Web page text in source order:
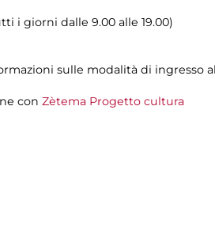
i giorni dalle 9.00 alle 19.00)
sulle modalità di ingresso
con Zètema Progetto cultura